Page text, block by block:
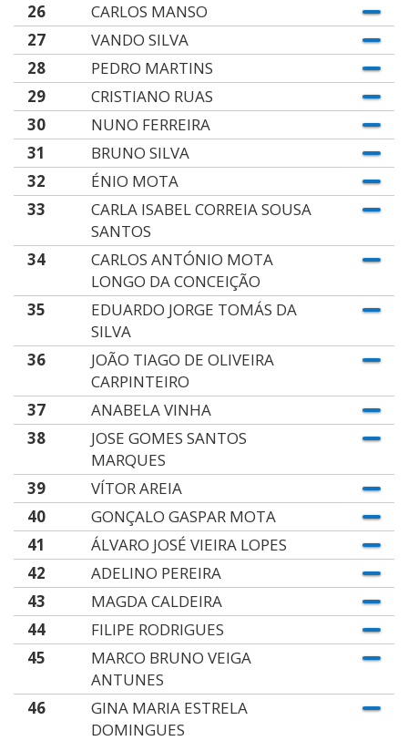
26
CARLOS MANSO
27
VANDO SILVA
28
PEDRO MARTINS
29
CRISTIANO RUAS
30
NUNO FERREIRA
31
BRUNO SILVA
32
ÉNIO MOTA
33
CARLA ISABEL CORREIA SOUSA
SANTOS
34
CARLOS ANTÓNIO MOTA
LONGO DA CONCEIÇÃO
35
EDUARDO JORGE TOMÁS DA
SILVA
36
JOÃO TIAGO DE OLIVEIRA
CARPINTEIRO
37
ANABELA VINHA
38
JOSE GOMES SANTOS
MARQUES
39
VÍTOR AREIA
40
GONÇALO GASPAR MOTA
41
ÁLVARO JOSÉ VIEIRA LOPES
42
ADELINO PEREIRA
43
MAGDA CALDEIRA
44
FILIPE RODRIGUES
45
MARCO BRUNO VEIGA
ANTUNES
46
GINA MARIA ESTRELA
DOMINGUES